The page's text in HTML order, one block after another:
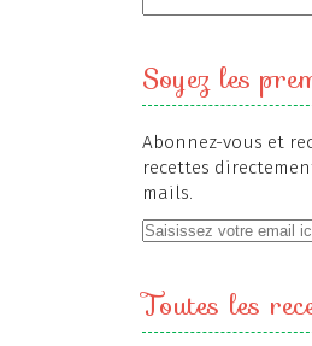
Soyez les
Abonnez-vous et
recettes
mails.
Toutes les